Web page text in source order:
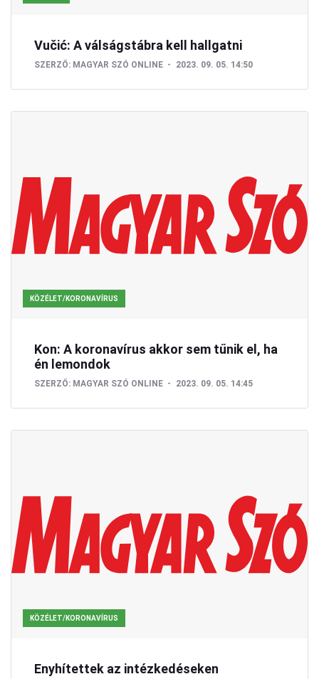
Vučić: A válságstábra kell hallgatni
SZERZŐ: MAGYAR SZÓ ONLINE 2023. 09. 05. 14:50
KÖZÉLET/KORONAVÍRUS
Kon: A koronavírus akkor sem tűnik el, ha
én lemondok
SZERZŐ: MAGYAR SZÓ ONLINE 2023. 09. 05. 14:45
KÖZÉLET/KORONAVÍRUS
Enyhítettek az intézkedéseken